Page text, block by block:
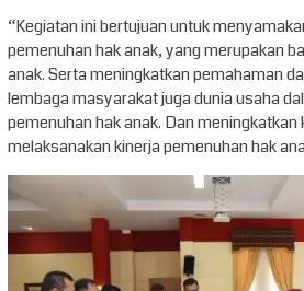
“Kegiatan ini bertujuan untuk
pemenuhan hak anak, yang merupakan
anak. Serta meningkatkan pemahaman
lembaga masyarakat juga dunia usaha
pemenuhan hak anak. Dan
melaksanakan kinerja pemenuhan hak